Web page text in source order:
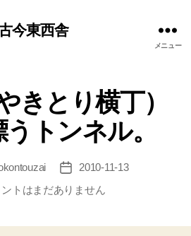
今東西舎
メニュー
きとり横丁）
トンネル。
投
稿
日
2010-11-13
ントはまだありません